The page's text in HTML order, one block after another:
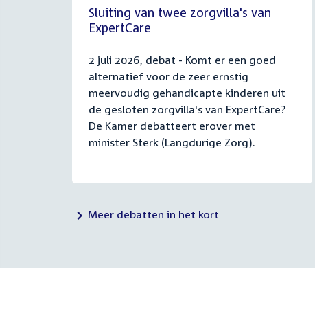
Sluiting van twee zorgvilla's van
ExpertCare
2 juli 2026, debat - Komt er een goed
alternatief voor de zeer ernstig
meervoudig gehandicapte kinderen uit
de gesloten zorgvilla's van ExpertCare?
De Kamer debatteert erover met
minister Sterk (Langdurige Zorg).
Meer debatten in het kort